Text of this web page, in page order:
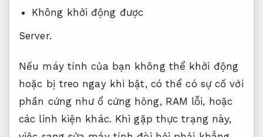
Không khởi động được
Server.
Nếu máy tính của bạn không thể khởi động
hoặc bị treo ngay khi bật, có thể có sự cố với
phần cứng như ổ cứng hỏng, RAM lỗi, hoặc
các linh kiện khác. Khi gặp thực trạng này,